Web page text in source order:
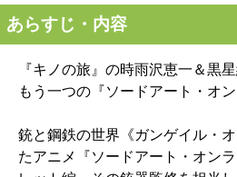
あらすじ・内容
『キノの旅』の時雨沢恵一＆黒
もう一つの『ソードアート・オ
銃と鋼鉄の世界《ガンゲイル・
たアニメ『ソードアート・オン